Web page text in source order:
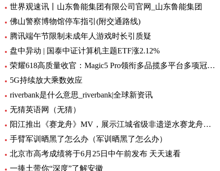
世界观速讯丨山东鲁能集团有限公司官网_山东鲁能集团
佛山警察博物馆停车指引(附交通路线)
腾讯端午节限制未成年人游戏时长引质疑
盘中异动 | 国泰中证计算机主题ETF涨2.12%
荣耀618高质量收官：Magic5 Pro领衔多品揽多平台多项冠军|天天快资讯
5G持续放大乘数效应
riverbank是什么意思_riverbank|全球新资讯
无猜英语网（无猜）
阳江推出《赛龙舟》MV，展示江城省级非遗逆水赛龙舟的独特魅力
手臂军训晒黑了怎么办（军训晒黑了怎么办）
北京市高考成绩将于6月25日中午前发布 天天速看
一捧土带你“深度”了解安徽